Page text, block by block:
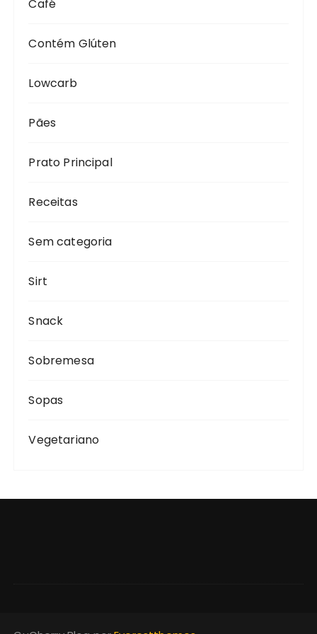
Café
Contém Glúten
Lowcarb
Pães
Prato Principal
Receitas
Sem categoria
Sirt
Snack
Sobremesa
Sopas
Vegetariano